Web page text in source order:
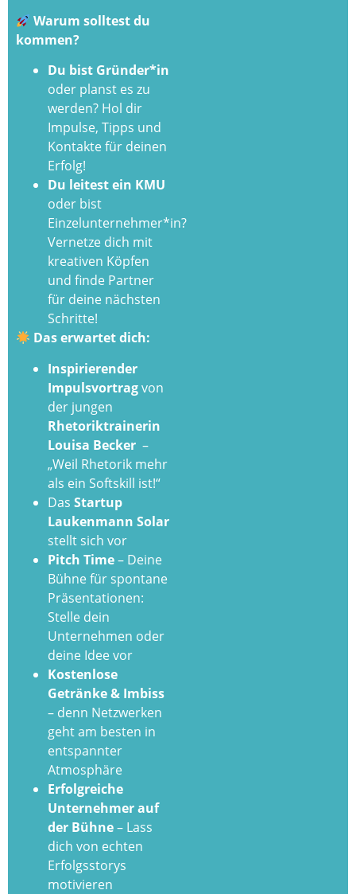
Warum solltest du
kommen?
Du bist Gründer*in
oder planst es zu
werden? Hol dir
Impulse, Tipps und
Kontakte für deinen
Erfolg!
Du leitest ein KMU
oder bist
Einzelunternehmer*in?
Vernetze dich mit
kreativen Köpfen
und finde Partner
für deine nächsten
Schritte!
Das erwartet dich:
Inspirierender
Impulsvortragvon
der jungen
Rhetoriktrainerin
Louisa Becker –
„Weil Rhetorik mehr
als ein Softskill ist!“
Das Startup
Laukenmann Solar
stellt sich vor
Pitch Time– Deine
Bühne für spontane
Präsentationen:
Stelle dein
Unternehmen oder
deine Idee vor
Kostenlose
Getränke & Imbiss
– denn Netzwerken
geht am besten in
entspannter
Atmosphäre
Erfolgreiche
Unternehmer auf
der Bühne– Lass
dich von echten
Erfolgsstorys
motivieren